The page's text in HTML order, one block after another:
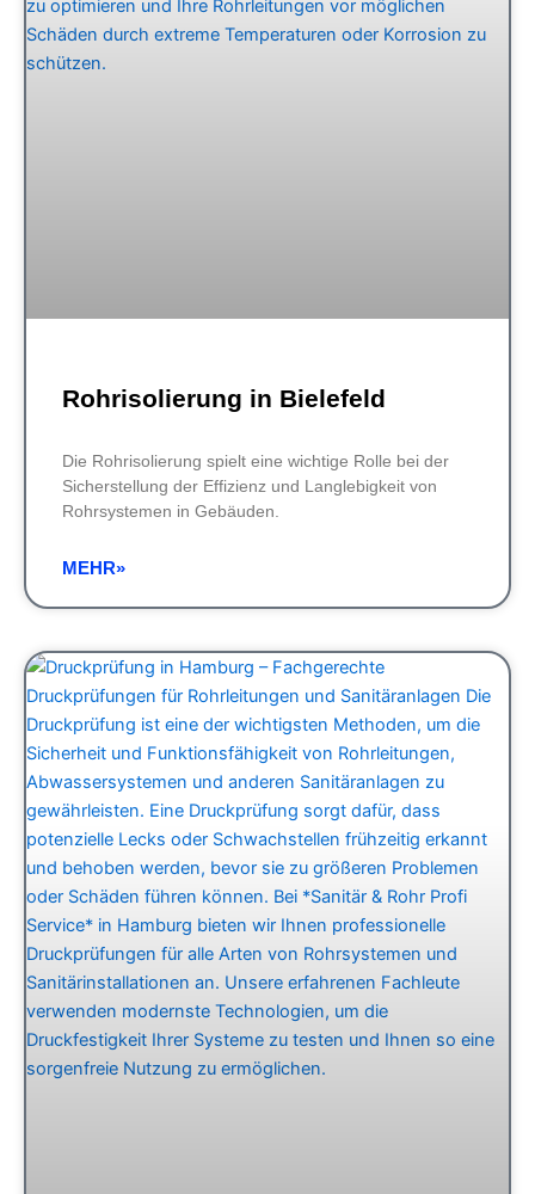
Rohrisolierung in Bielefeld
Die Rohrisolierung spielt eine wichtige Rolle bei der
Sicherstellung der Effizienz und Langlebigkeit von
Rohrsystemen in Gebäuden.
MEHR»